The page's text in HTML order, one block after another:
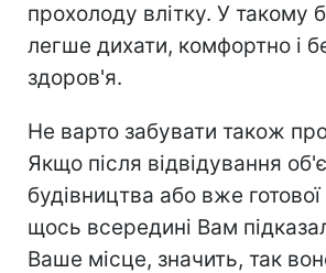
прохолоду влітку. У такому
легше дихати, комфортно і
здоров'я.
Не варто забувати також про
Якщо після відвідування
будівництва або вже
щось всередині Вам
Ваше місце, значить, так